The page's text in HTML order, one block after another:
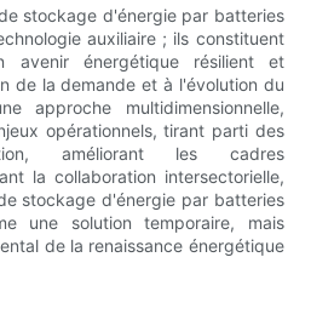
stockage d'énergie par batteries
auxiliaire ; ils constituent
avenir énergétique résilient et
de la demande et à l'évolution du
approche multidimensionnelle,
opérationnels, tirant parti des
améliorant les cadres
la collaboration intersectorielle,
stockage d'énergie par batteries
une solution temporaire, mais
de la renaissance énergétique